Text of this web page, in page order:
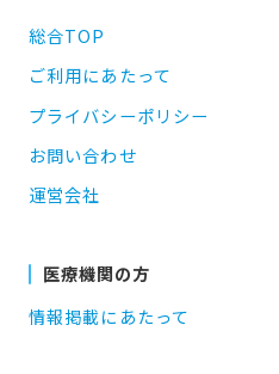
総合TOP
ご利用にあたって
プライバシーポリシー
お問い合わせ
運営会社
医療機関の方
情報掲載にあたって